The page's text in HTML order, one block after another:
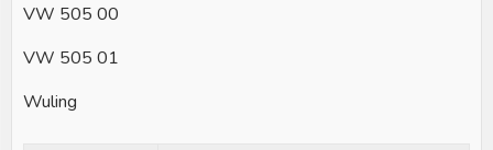
VW 505 00
VW 505 01
Wuling